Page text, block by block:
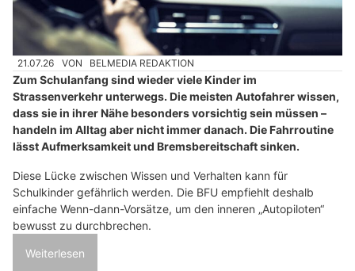
21.07.26 VON BELMEDIA REDAKTION
Zum Schulanfang sind wieder viele Kinder im
Strassenverkehr unterwegs. Die meisten Autofahrer wissen,
dass sie in ihrer Nähe besonders vorsichtig sein müssen –
handeln im Alltag aber nicht immer danach. Die Fahrroutine
lässt Aufmerksamkeit und Bremsbereitschaft sinken.
Diese Lücke zwischen Wissen und Verhalten kann für
Schulkinder gefährlich werden. Die BFU empfiehlt deshalb
einfache Wenn-dann-Vorsätze, um den inneren „Autopiloten“
bewusst zu durchbrechen.
Weiterlesen